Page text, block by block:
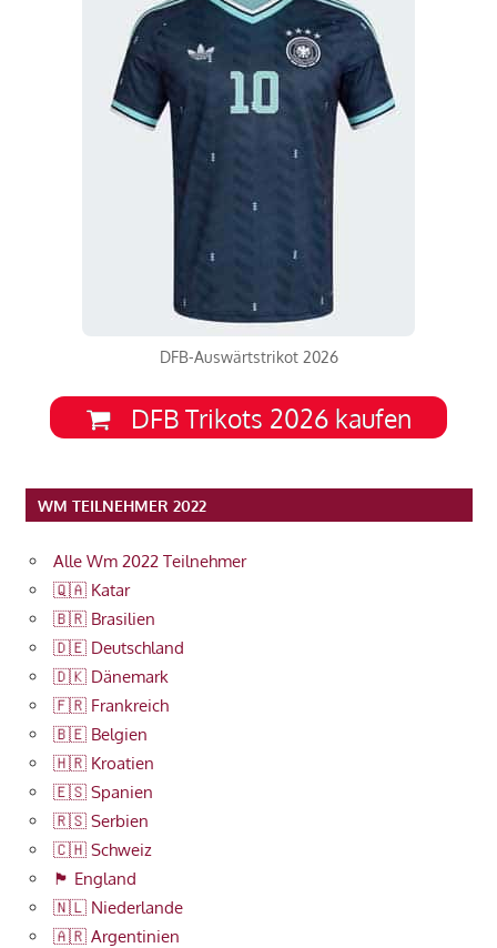
DFB-Auswärtstrikot 2026
DFB Trikots 2026 kaufen
WM TEILNEHMER 2022
Alle Wm 2022 Teilnehmer
🇶🇦 Katar
🇧🇷 Brasilien
🇩🇪 Deutschland
🇩🇰 Dänemark
🇫🇷 Frankreich
🇧🇪 Belgien
🇭🇷 Kroatien
🇪🇸 Spanien
🇷🇸 Serbien
🇨🇭 Schweiz
🏴󠁧󠁢󠁥󠁮󠁧󠁿 England
🇳🇱 Niederlande
🇦🇷 Argentinien